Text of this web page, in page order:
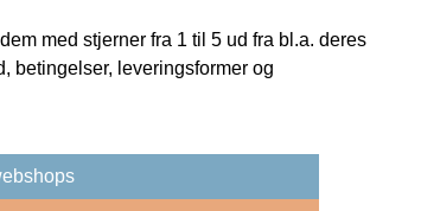
med stjerner fra 1 til 5 ud fra bl.a. deres
betingelser, leveringsformer og